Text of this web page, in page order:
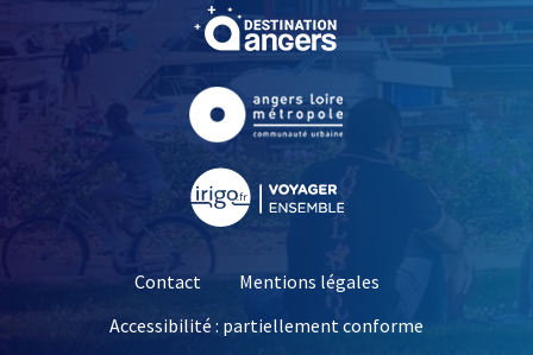
, Ouvre une nouvelle
, Ouvre une nouvelle
Contact
Mentions légales
Accessibilité : partiellement conforme